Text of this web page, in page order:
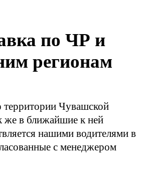
по ЧР и
регионам
территории Чувашской
же в ближайшие к ней
нашими водителями в
с менеджером